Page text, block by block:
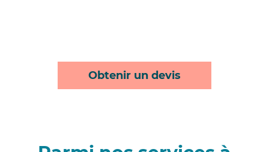
Obtenir un devis